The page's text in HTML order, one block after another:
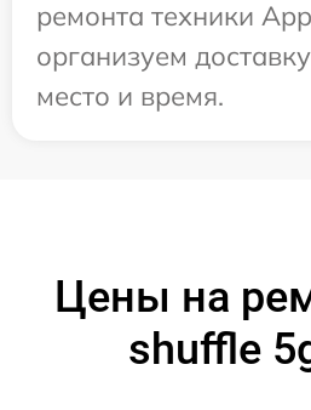
ремонта техники
организуем
место и время.
Цены на
shuffle